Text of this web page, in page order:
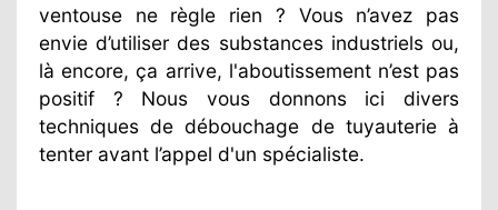
ventouse ne règle rien ? Vous n’avez pas
envie d’utiliser des substances industriels ou,
là encore, ça arrive, l'aboutissement n’est pas
positif ? Nous vous donnons ici divers
techniques de débouchage de tuyauterie à
tenter avant l’appel d'un spécialiste.